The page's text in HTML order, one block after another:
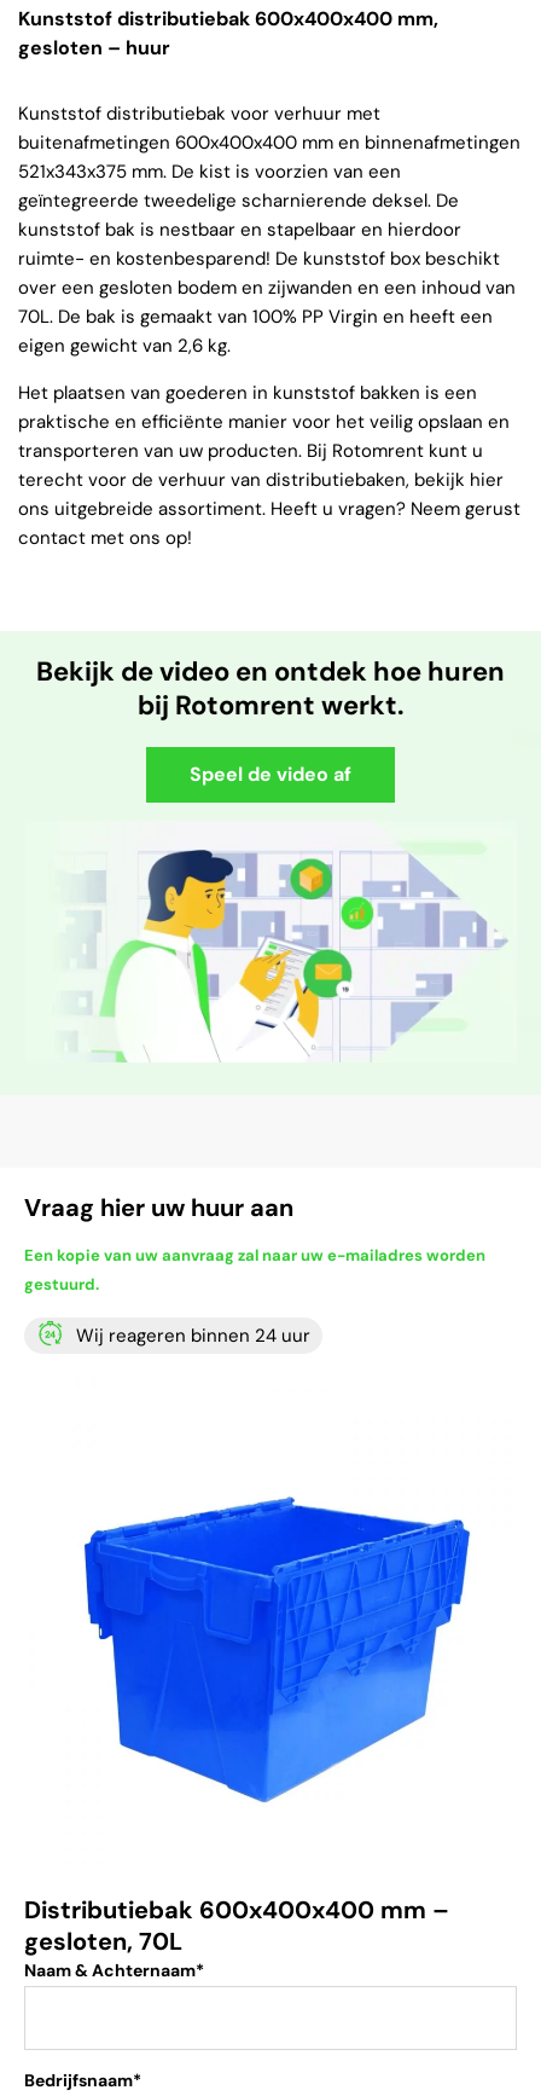
Kunststof distributiebak 600x400x400 mm,
gesloten – huur
Kunststof distributiebak voor verhuur met
buitenafmetingen 600x400x400 mm en binnenafmetingen
521x343x375 mm. De kist is voorzien van een
geïntegreerde tweedelige scharnierende deksel. De
kunststof bak is nestbaar en stapelbaar en hierdoor
ruimte- en kostenbesparend! De kunststof box beschikt
over een gesloten bodem en zijwanden en een inhoud van
70L. De bak is gemaakt van 100% PP Virgin en heeft een
eigen gewicht van 2,6 kg.
Het plaatsen van goederen in kunststof bakken is een
praktische en efficiënte manier voor het veilig opslaan en
transporteren van uw producten. Bij Rotomrent kunt u
terecht voor de verhuur van distributiebaken, bekijk hier
ons uitgebreide assortiment. Heeft u vragen? Neem gerust
contact met ons op!
Bekijk de video en ontdek hoe huren
bij Rotomrent werkt.
Speel de video af
Vraag hier uw huur aan
Een kopie van uw aanvraag zal naar uw e-mailadres worden
gestuurd.
Wij reageren binnen 24 uur
Distributiebak 600x400x400 mm –
gesloten, 70L
Naam & Achternaam*
Bedrijfsnaam*